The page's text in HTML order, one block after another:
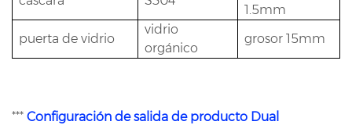
1.5mm
puerta de vidrio
vidrio
orgánico
grosor 15mm
*** Configuración de salida de producto Dual